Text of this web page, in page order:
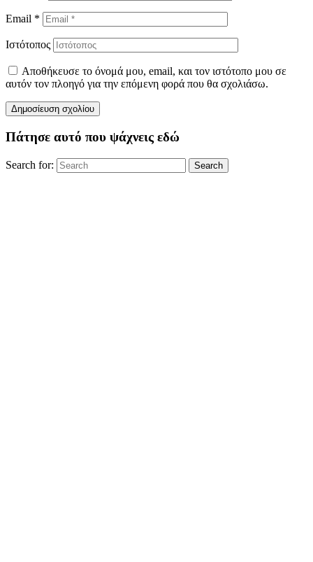
Email *
Ιστότοπος
Αποθήκευσε το όνομά μου, email, και τον ιστότοπο μου σε
αυτόν τον πλοηγό για την επόμενη φορά που θα σχολιάσω.
Πάτησε αυτό που ψάχνεις εδώ
Search for: Search